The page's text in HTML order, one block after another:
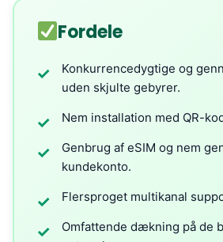
Fordele
✓
Konkurrencedygtige og
uden skjulte gebyrer.
✓ Nem installation med QR-
✓
Genbrug af eSIM og nem
kundekonto.
✓ Flersproget multikanal
✓
Omfattende dækning på de